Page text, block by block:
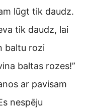
lūgt tik daudz.
tik daudz, lai
baltu rozi
baltas rozes!”
ar pavisam
nespēju